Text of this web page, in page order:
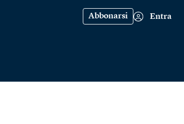
Abbonarsi Entra